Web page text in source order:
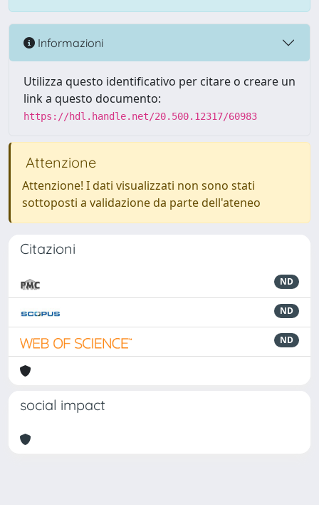
Informazioni
Utilizza questo identificativo per citare o creare un
link a questo documento:
https://hdl.handle.net/20.500.12317/60983
Attenzione
Attenzione! I dati visualizzati non sono stati
sottoposti a validazione da parte dell'ateneo
Citazioni
ND
ND
ND
social impact